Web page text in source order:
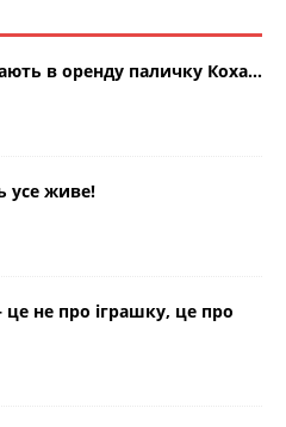
в оренду паличку Коха…
усе живе!
не про іграшку, це про